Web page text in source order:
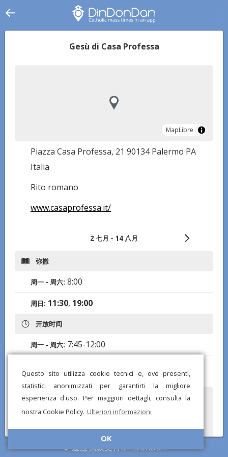
Questo sito utilizza cookie tecnici e, ove presenti,
statistici anonimizzati per garantirti la migliore
esperienza d'uso. Per maggiori dettagli, consulta la
nostra Cookie Policy. Ulteriori informazioni
OK
Gesù di Casa Professa
MapLibre
MapLibre
Piazza Casa Professa, 21 90134 Palermo PA
Italia
Rito romano
www.casaprofessa.it/
2 七月 - 14 八月
弥撒
周一 - 周六: 8:00
周日: 11:30, 19:00
开放时间
周一 - 周六: 7:45-12:00
您是否注意到任何错误或缺失的信息？发送报告给我们，我们将尽快纠
正！
通过捐款支持DinDonDan